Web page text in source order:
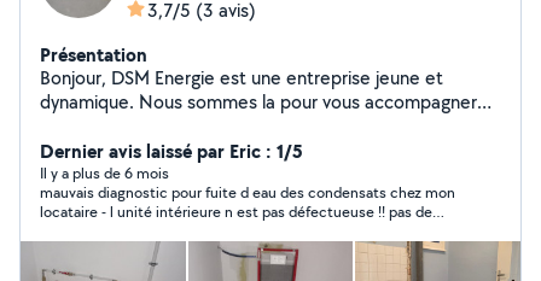
3,7/5 (3 avis)
Présentation
Bonjour, DSM Energie est une entreprise jeune et
dynamique. Nous sommes la pour vous accompagner
construction.. Notre activité principale ? La Plomberie
plus d'un métier une passion, + de 13 ans d'expérience
dans ce domaine. N'hésitez pas nous sommes à votre
écoute pour tout type de demandes :)
Dernier avis laissé par Eric : 1/5
Il y a plus de 6 mois
mauvais diagnostic pour fuite d eau des condensats chez mon
locataire - l unité intérieure n est pas défectueuse !! pas de
passage professionnel ) . bilan une facture et une perte de 187
euros pour rien . maintenant tout est résolu et ça fonctionne .